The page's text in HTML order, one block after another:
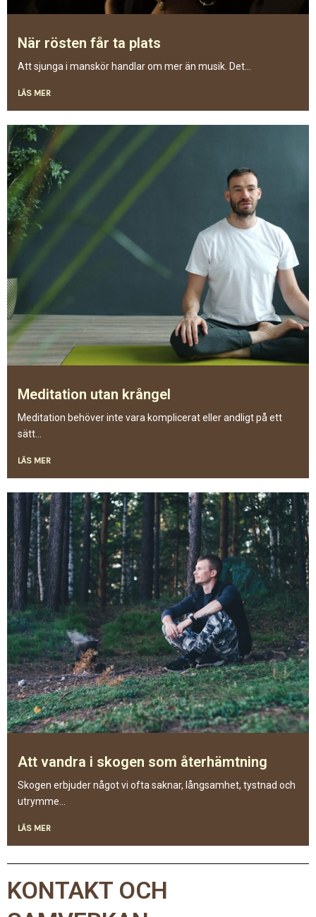
När rösten får ta plats
Att sjunga i manskör handlar om mer än musik. Det...
LÄS MER
Meditation utan krångel
Meditation behöver inte vara komplicerat eller andligt på ett
sätt...
LÄS MER
Att vandra i skogen som återhämtning
Skogen erbjuder något vi ofta saknar, långsamhet, tystnad och
utrymme...
LÄS MER
KONTAKT OCH